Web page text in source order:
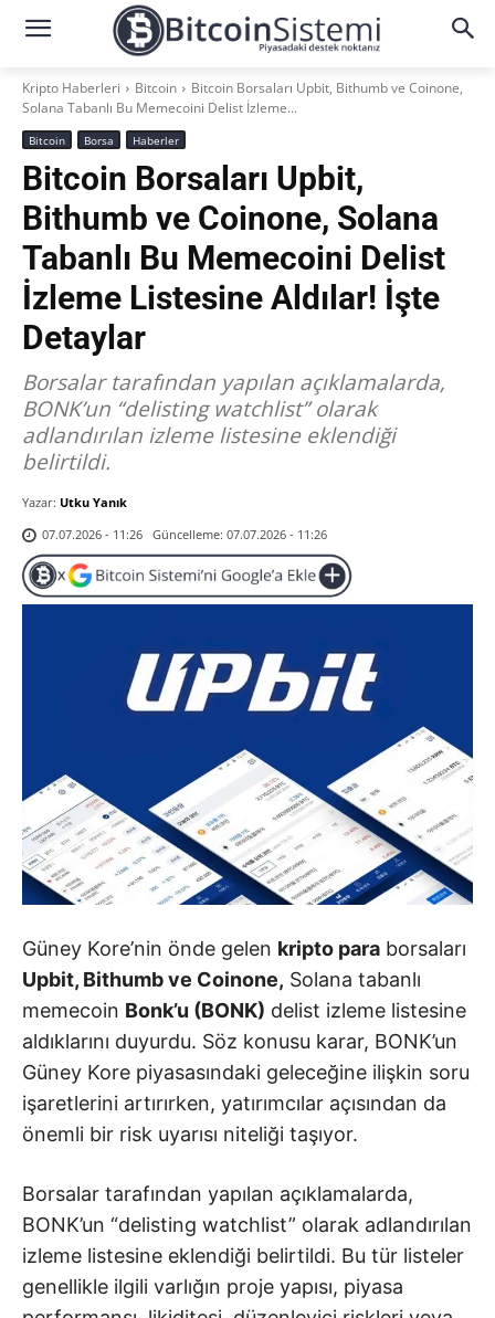
Kripto Haberleri Bitcoin
Bitcoin Borsaları Upbit, Bithumb ve Coinone,
Solana Tabanlı Bu Memecoini Delist İzleme...
Bitcoin Borsa Haberler
Bitcoin Borsaları Upbit,
Bithumb ve Coinone, Solana
Tabanlı Bu Memecoini Delist
İzleme Listesine Aldılar! İşte
Detaylar
Borsalar tarafından yapılan açıklamalarda,
BONK’un “delisting watchlist” olarak
adlandırılan izleme listesine eklendiği
belirtildi.
Yazar: Utku Yanık
07.07.2026 - 11:26 Güncelleme: 07.07.2026 - 11:26
Güney Kore’nin önde gelen kripto para borsaları
Upbit, Bithumb ve Coinone, Solana tabanlı
memecoin Bonk’u (BONK) delist izleme listesine
aldıklarını duyurdu. Söz konusu karar, BONK’un
Güney Kore piyasasındaki geleceğine ilişkin soru
işaretlerini artırırken, yatırımcılar açısından da
önemli bir risk uyarısı niteliği taşıyor.
Borsalar tarafından yapılan açıklamalarda,
BONK’un “delisting watchlist” olarak adlandırılan
izleme listesine eklendiği belirtildi. Bu tür listeler
genellikle ilgili varlığın proje yapısı, piyasa